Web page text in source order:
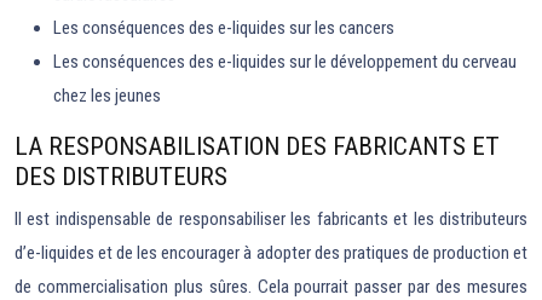
Les conséquences des e-liquides sur les cancers
Les conséquences des e-liquides sur le développement du cerveau
chez les jeunes
LA RESPONSABILISATION DES FABRICANTS ET
DES DISTRIBUTEURS
Il est indispensable de responsabiliser les fabricants et les distributeurs
d’e-liquides et de les encourager à adopter des pratiques de production et
de commercialisation plus sûres. Cela pourrait passer par des mesures